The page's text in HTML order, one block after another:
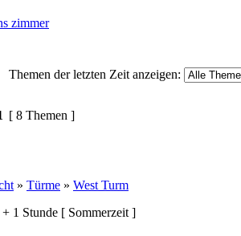
zimmer
Themen der letzten Zeit anzeigen:
[ 8 Themen ]
» Türme » West Turm
1 Stunde [ Sommerzeit ]